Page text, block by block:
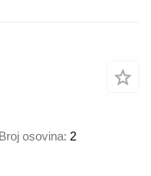
Broj osovina 2